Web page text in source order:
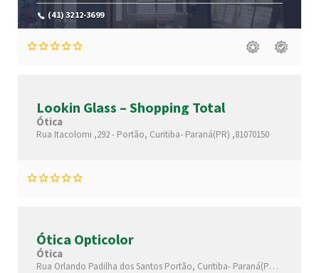
(41) 3212-3699
Lookin Glass – Shopping Total
Ótica
Rua Itacolomi ,292 - Portão, Curitiba- Paraná(PR) ,81070150
Ótica Opticolor
Ótica
Rua Orlando Padilha dos Santos Portão, Curitiba- Paraná(PR)